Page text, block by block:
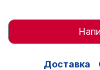
Доставка